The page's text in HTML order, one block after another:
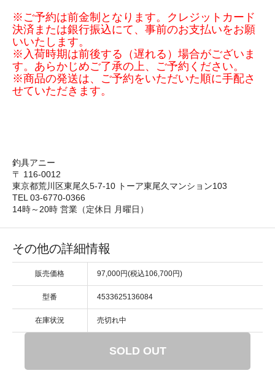
※ご予約は前金制となります。クレジットカード
決済または銀行振込にて、事前のお支払いをお願
いいたします。
※入荷時期は前後する（遅れる）場合がございま
す。あらかじめご了承の上、ご予約ください。
※商品の発送は、ご予約をいただいた順に手配さ
せていただきます。
釣具アニー
〒 116-0012
東京都荒川区東尾久5-7-10 トーア東尾久マンション103
TEL 03-6770-0366
14時～20時 営業（定休日 月曜日）
その他の詳細情報
販売価格 97,000円(税込106,700円)
型番 4533625136084
在庫状況 売切れ中
SOLD OUT